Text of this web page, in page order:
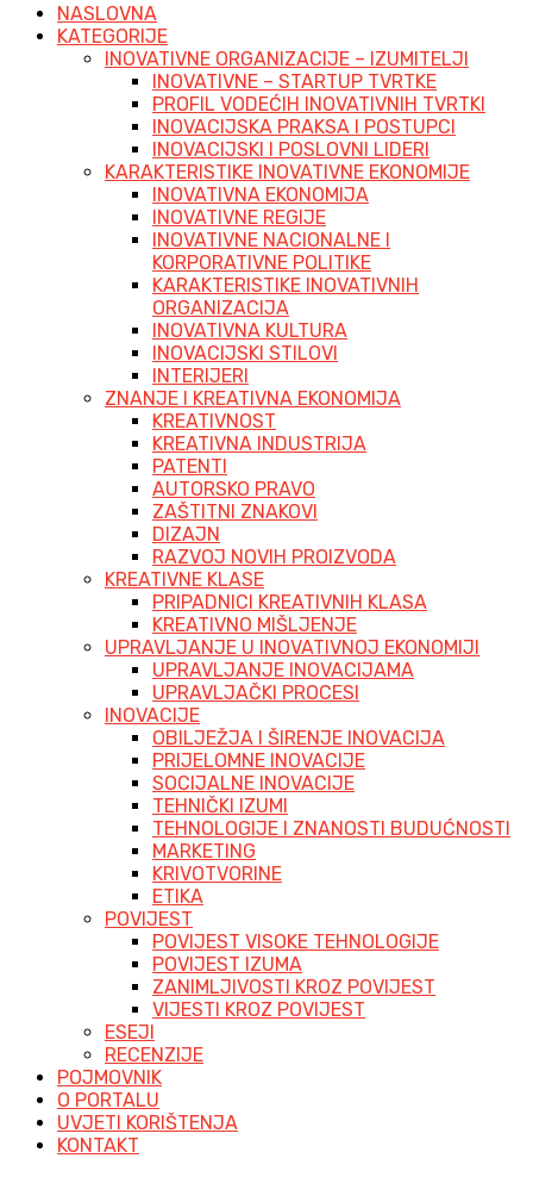
NASLOVNA
KATEGORIJE
INOVATIVNE ORGANIZACIJE – IZUMITELJI
INOVATIVNE – STARTUP TVRTKE
PROFIL VODEĆIH INOVATIVNIH TVRTKI
INOVACIJSKA PRAKSA I POSTUPCI
INOVACIJSKI I POSLOVNI LIDERI
KARAKTERISTIKE INOVATIVNE EKONOMIJE
INOVATIVNA EKONOMIJA
INOVATIVNE REGIJE
INOVATIVNE NACIONALNE I
KORPORATIVNE POLITIKE
KARAKTERISTIKE INOVATIVNIH
ORGANIZACIJA
INOVATIVNA KULTURA
INOVACIJSKI STILOVI
INTERIJERI
ZNANJE I KREATIVNA EKONOMIJA
KREATIVNOST
KREATIVNA INDUSTRIJA
PATENTI
AUTORSKO PRAVO
ZAŠTITNI ZNAKOVI
DIZAJN
RAZVOJ NOVIH PROIZVODA
KREATIVNE KLASE
PRIPADNICI KREATIVNIH KLASA
KREATIVNO MIŠLJENJE
UPRAVLJANJE U INOVATIVNOJ EKONOMIJI
UPRAVLJANJE INOVACIJAMA
UPRAVLJAČKI PROCESI
INOVACIJE
OBILJEŽJA I ŠIRENJE INOVACIJA
PRIJELOMNE INOVACIJE
SOCIJALNE INOVACIJE
TEHNIČKI IZUMI
TEHNOLOGIJE I ZNANOSTI BUDUĆNOSTI
MARKETING
KRIVOTVORINE
ETIKA
POVIJEST
POVIJEST VISOKE TEHNOLOGIJE
POVIJEST IZUMA
ZANIMLJIVOSTI KROZ POVIJEST
VIJESTI KROZ POVIJEST
ESEJI
RECENZIJE
POJMOVNIK
O PORTALU
UVJETI KORIŠTENJA
KONTAKT